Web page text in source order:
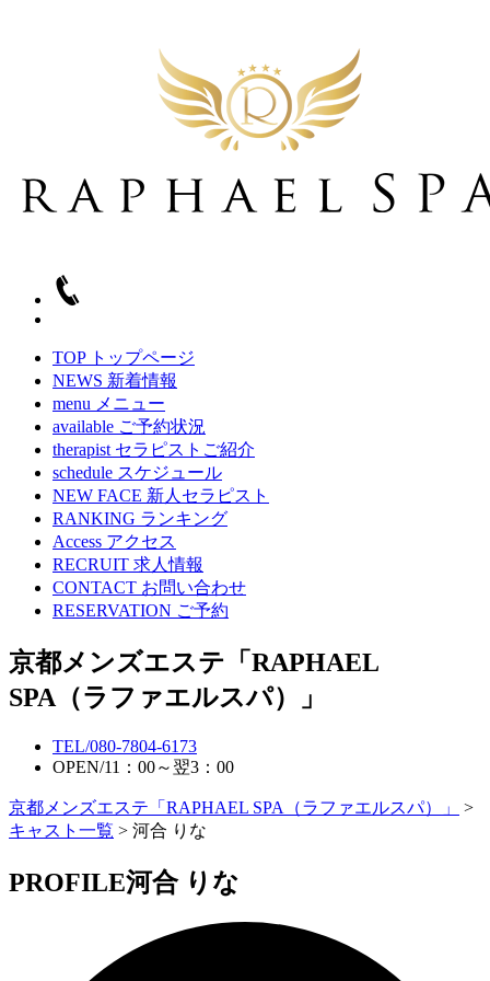
TOP トップページ
NEWS 新着情報
menu メニュー
available ご予約状況
therapist セラピストご紹介
schedule スケジュール
NEW FACE 新人セラピスト
RANKING ランキング
Access アクセス
RECRUIT 求人情報
CONTACT お問い合わせ
RESERVATION ご予約
京都メンズエステ「RAPHAEL
SPA（ラファエルスパ）」
TEL/080-7804-6173
OPEN/11：00～翌3：00
京都メンズエステ「RAPHAEL SPA（ラファエルスパ）」
>
キャスト一覧 > 河合 りな
PROFILE河合 りな